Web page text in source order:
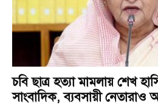
চবি ছাত্র হত্যা মামলায় শেখ
সাংবাদিক, ব্যবসায়ী নেতারাও